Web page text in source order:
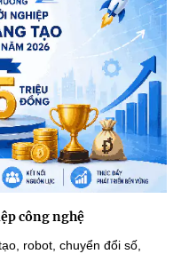
công nghệ
robot, chuyển đổi số,